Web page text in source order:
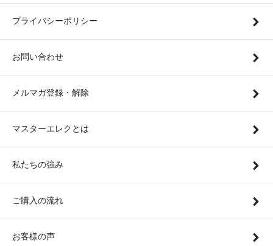
プライバシーポリシー
お問い合わせ
メルマガ登録・解除
マスターエレクとは
私たちの強み
ご購入の流れ
お客様の声